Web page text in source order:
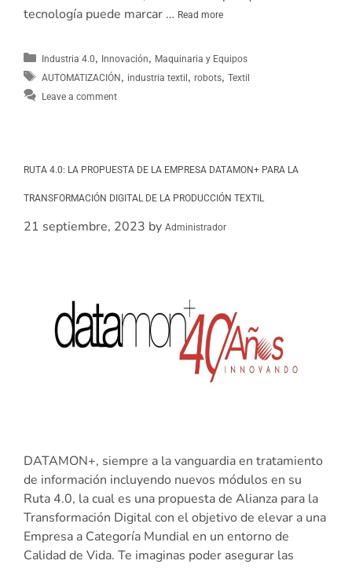
tecnología puede marcar … Read more
Industria 4.0, Innovación, Maquinaria y Equipos
AUTOMATIZACIÓN, industria textil, robots, Textil
Leave a comment
RUTA 4.0: LA PROPUESTA DE LA EMPRESA DATAMON+ PARA LA
TRANSFORMACIÓN DIGITAL DE LA PRODUCCIÓN TEXTIL
21 septiembre, 2023 by Administrador
DATAMON+, siempre a la vanguardia en tratamiento
de información incluyendo nuevos módulos en su
Ruta 4.0, la cual es una propuesta de Alianza para la
Transformación Digital con el objetivo de elevar a una
Empresa a Categoría Mundial en un entorno de
Calidad de Vida. Te imaginas poder asegurar las